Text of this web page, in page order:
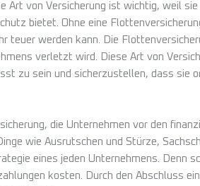
von Versicherung ist wichtig, weil
bietet. Ohne eine
teuer werden kann. Die
verletzt wird. Diese Art von
zu sein und sicherzustellen, dass sie
die Unternehmen vor den
wie Ausrutschen und Stürze,
eines jeden Unternehmens. Denn
kosten. Durch den Abschluss